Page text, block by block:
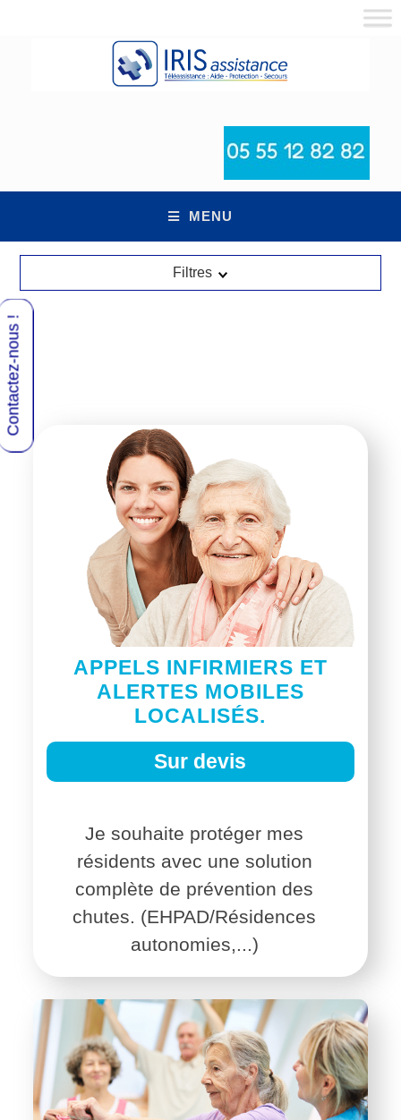
MENU
Filtres
APPELS INFIRMIERS ET
ALERTES MOBILES
LOCALISÉS.
Sur devis
Je souhaite protéger mes
résidents avec une solution
complète de prévention des
chutes. (EHPAD/Résidences
autonomies,...)
Contactez-nous !